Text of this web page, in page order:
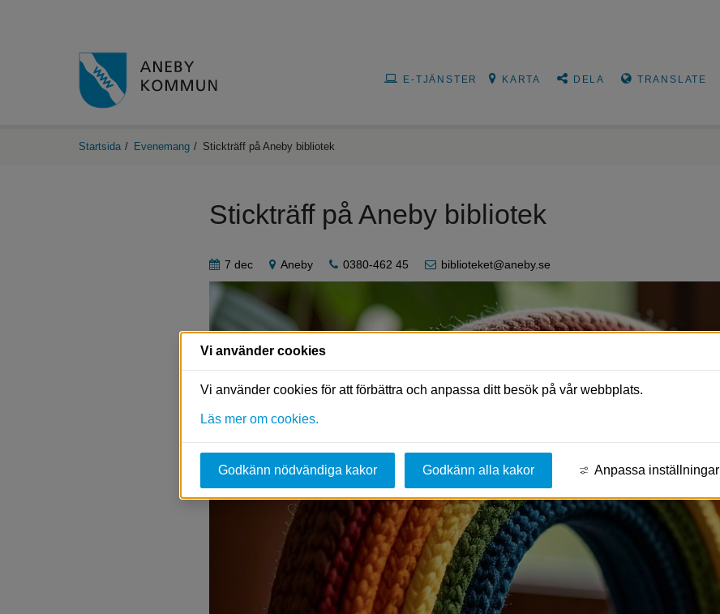
E-TJÄNSTER KARTA DELA TRANSLATE
Startsida / Evenemang / Stickträff på Aneby bibliotek
Stickträff på Aneby bibliotek
7 dec Aneby 0380-462 45 biblioteket@aneby.se
Vi använder cookies
Vi använder cookies för att förbättra och anpassa ditt besök på vår webbplats.
Läs mer om cookies.
Godkänn nödvändiga kakor Godkänn alla kakor Anpassa inställningar